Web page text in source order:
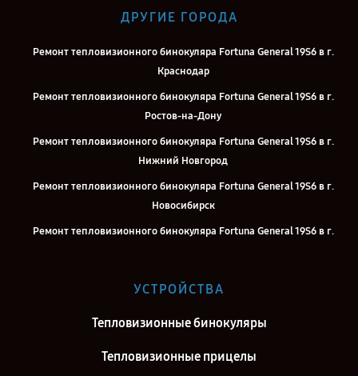
ДРУГИЕ ГОРОДА
Ремонт тепловизионного бинокуляра Fortuna General 19S6 в г.
Краснодар
Ремонт тепловизионного бинокуляра Fortuna General 19S6 в г.
Ростов-на-Дону
Ремонт тепловизионного бинокуляра Fortuna General 19S6 в г.
Нижний Новгород
Ремонт тепловизионного бинокуляра Fortuna General 19S6 в г.
Новосибирск
Ремонт тепловизионного бинокуляра Fortuna General 19S6 в г.
Екатеринбург
Ремонт тепловизионного бинокуляра Fortuna General 19S6 в г.
Ремонт тепловизионного бинокуляра Fortuna General 19S6 в г.
УСТРОЙСТВА
Тепловизионные бинокуляры
Тепловизионные прицелы